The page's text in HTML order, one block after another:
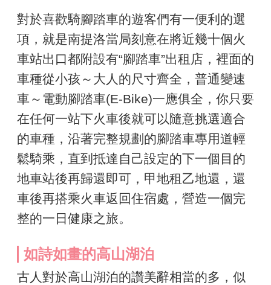
對於喜歡騎腳踏車的遊客們有一便利的選
項，就是南提洛當局刻意在將近幾十個火
車站出口都附設有“腳踏車”出租店，裡面的
車種從小孩～大人的尺寸齊全，普通變速
車～電動腳踏車(E-Bike)一應俱全，你只要
在任何一站下火車後就可以隨意挑選適合
的車種，沿著完整規劃的腳踏車專用道輕
鬆騎乘，直到抵達自己設定的下一個目的
地車站後再歸還即可，甲地租乙地還，還
車後再搭乘火車返回住宿處，營造一個完
整的一日健康之旅。
如詩如畫的高山湖泊
古人對於高山湖泊的讚美辭相當的多，似